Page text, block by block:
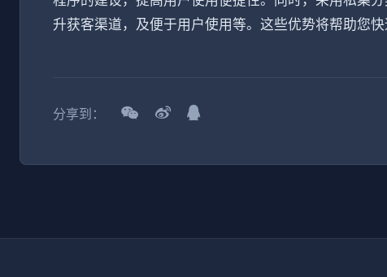
升获客渠道，及便于用户使用等。这些优势将帮助您
分享到：